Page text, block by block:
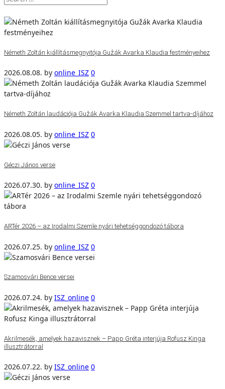
Németh Zoltán kiállításmegnyitója Gužák Avarka Klaudia festményeihez
2026.08.08. by online_ISZ 0
Németh Zoltán laudációja Gužák Avarka Klaudia Szemmel tartva-díjához
2026.08.05. by online_ISZ 0
Géczi János verse
2026.07.30. by online_ISZ 0
ARTér 2026 – az Irodalmi Szemle nyári tehetséggondozó tábora
2026.07.25. by online_ISZ 0
Szamosvári Bence versei
2026.07.24. by ISZ_online 0
Akrilmesék, amelyek hazavisznek – Papp Gréta interjúja Rofusz Kinga
illusztrátorral
2026.07.22. by ISZ_online 0